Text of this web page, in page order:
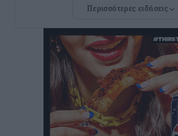
Rhodes Beyond Summer – Εκεί που το
Τοπικές Ειδήσεις• πριν 14 ώρες
Κικίλιας: Μειώθηκαν κατά 34% οι
ροές στα θαλάσσια σύνορα
πριν 14 ώρες
Κως: Γερμανός τουρίστας κέρδισε
Περισσότερες ειδήσεις